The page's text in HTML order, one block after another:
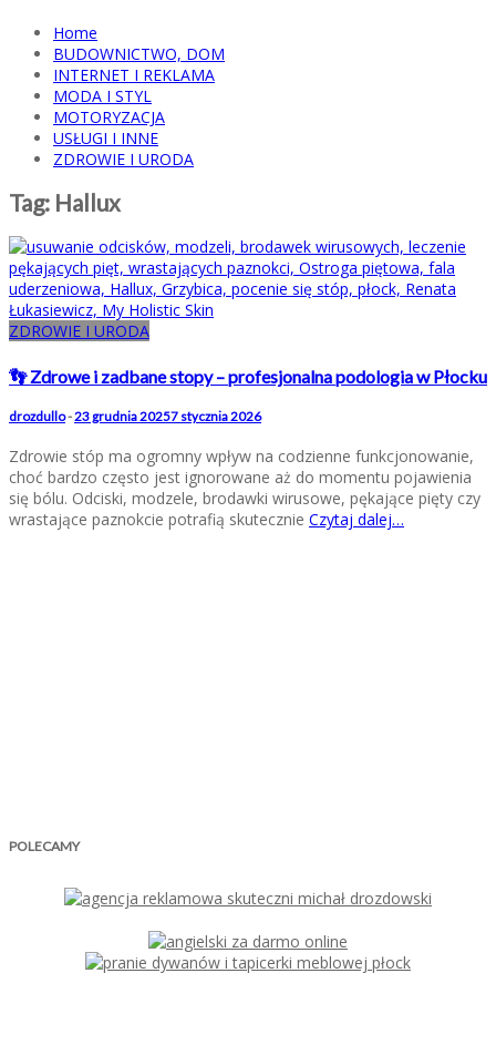
Home
BUDOWNICTWO, DOM
INTERNET I REKLAMA
MODA I STYL
MOTORYZACJA
USŁUGI I INNE
ZDROWIE I URODA
Tag: Hallux
ZDROWIE I URODA
👣 Zdrowe i zadbane stopy – profesjonalna podologia w Płocku
drozdullo-23 grudnia 20257 stycznia 2026
Zdrowie stóp ma ogromny wpływ na codzienne funkcjonowanie,
choć bardzo często jest ignorowane aż do momentu pojawienia
się bólu. Odciski, modzele, brodawki wirusowe, pękające pięty czy
wrastające paznokcie potrafią skutecznie Czytaj dalej…
POLECAMY